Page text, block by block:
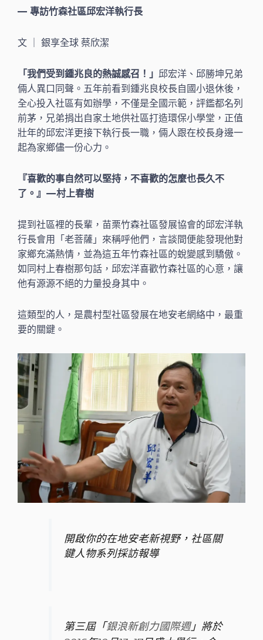
— 專訪竹森社區邱宏洋執行長
文 ｜ 銀享全球 蔡欣潔
「我們受到鍾兆良的熱誠感召！」 邱宏洋、邱勝坤兄弟
倆人異口同聲。五年前看到鍾兆良校長自國小退休後，
全心投入社區有如辦學，不僅是全國示範，評鑑都名列
前茅，兄弟捐出自家土地供社區打造環保小學堂，正值
壯年的邱宏洋更接下執行長一職，倆人跟在校長身邊一
起為家鄉儘一份心力。
『喜歡的事自然可以堅持，不喜歡的怎麼也長久不
了。』 — 村上春樹
提到社區裡的長輩，苗栗竹森社區發展協會的邱宏洋執
行長會用「老菩薩」來稱呼他們，言談間便能發現他對
家鄉充滿熱情，並為這五年竹森社區的蛻變感到驕傲。
如同村上春樹那句話，邱宏洋喜歡竹森社區的心意，讓
他有源源不絕的力量投身其中。
這類型的人，是農村型社區發展在地安老網絡中，最重
要的關鍵。
開啟你的在地安老新視野，社區關
鍵人物系列採訪報導
第三屆「銀浪新創力國際週」將於